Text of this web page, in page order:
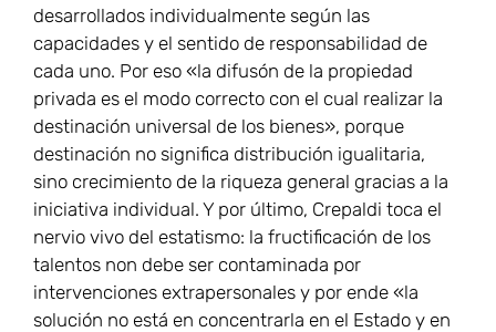
desarrollados individualmente según las
capacidades y el sentido de responsabilidad de
cada uno. Por eso «la difusón de la propiedad
privada es el modo correcto con el cual realizar la
destinación universal de los bienes», porque
destinación no significa distribución igualitaria,
sino crecimiento de la riqueza general gracias a la
iniciativa individual. Y por último, Crepaldi toca el
nervio vivo del estatismo: la fructificación de los
talentos non debe ser contaminada por
intervenciones extrapersonales y por ende «la
solución no está en concentrarla en el Estado y en